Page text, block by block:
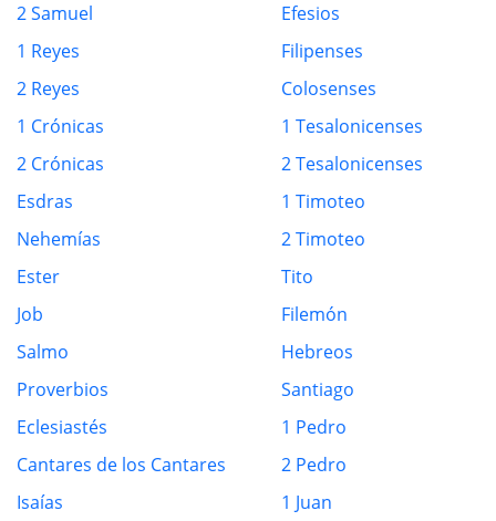
2 Samuel
1 Reyes
2 Reyes
1 Crónicas
2 Crónicas
Esdras
Nehemías
Ester
Job
Salmo
Proverbios
Eclesiastés
Cantares de los Cantares
Isaías
Efesios
Filipenses
Colosenses
1 Tesalonicenses
2 Tesalonicenses
1 Timoteo
2 Timoteo
Tito
Filemón
Hebreos
Santiago
1 Pedro
2 Pedro
1 Juan